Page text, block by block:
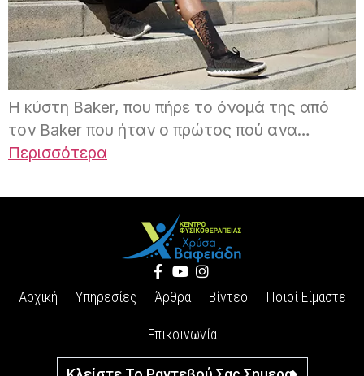
Η κύστη Baker, που πήρε το όνομά της από
τον Baker που ήταν ο πρώτος πού ανα…
Περισσότερα
Αρχική Υπηρεσίες Άρθρα Βίντεο Ποιοί Είμαστε
Επικοινωνία